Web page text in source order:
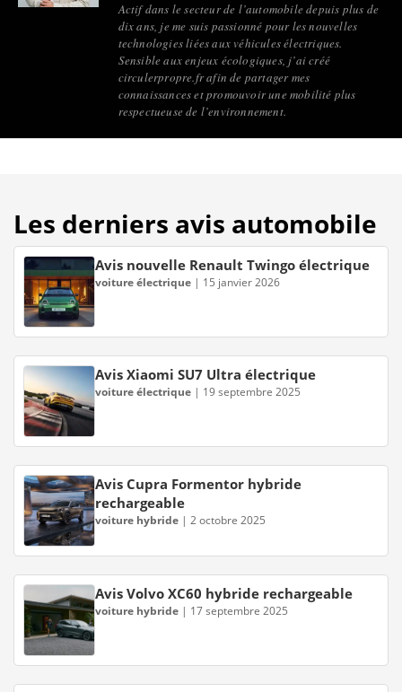
Actif dans le secteur de l’automobile depuis plus de
dix ans, je me suis passionné pour les nouvelles
technologies liées aux véhicules électriques.
Sensible aux enjeux écologiques, j’ai créé
circulerpropre.fr afin de partager mes
connaissances et promouvoir une mobilité plus
respectueuse de l’environnement.
Les derniers avis automobile
Avis nouvelle Renault Twingo électrique
voiture électrique | 15 janvier 2026
Avis Xiaomi SU7 Ultra électrique
voiture électrique | 19 septembre 2025
Avis Cupra Formentor hybride
rechargeable
voiture hybride | 2 octobre 2025
Avis Volvo XC60 hybride rechargeable
voiture hybride | 17 septembre 2025